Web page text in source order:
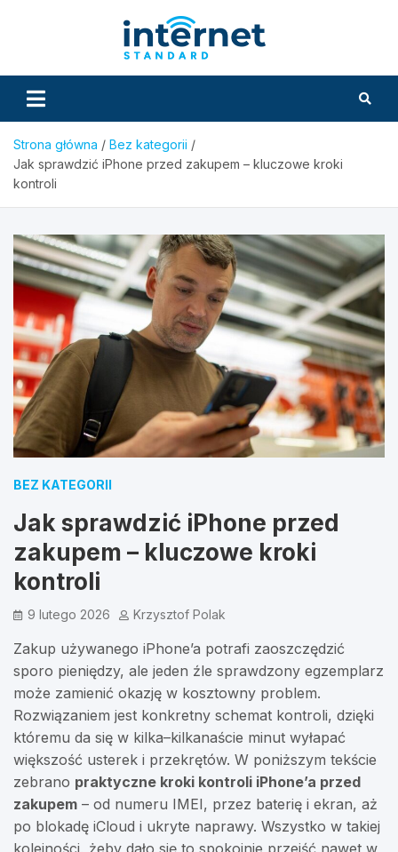
Strona główna
Bez kategorii
Jak sprawdzić iPhone przed zakupem – kluczowe kroki
kontroli
BEZ KATEGORII
Jak sprawdzić iPhone przed
zakupem – kluczowe kroki
kontroli
9 lutego 2026 Krzysztof Polak
Zakup używanego iPhone’a potrafi zaoszczędzić
sporo pieniędzy, ale jeden źle sprawdzony egzemplarz
może zamienić okazję w kosztowny problem.
Rozwiązaniem jest konkretny schemat kontroli, dzięki
któremu da się w kilka–kilkanaście minut wyłapać
większość usterek i przekrętów. W poniższym tekście
zebrano praktyczne kroki kontroli iPhone’a przed
zakupem – od numeru IMEI, przez baterię i ekran, aż
po blokadę iCloud i ukryte naprawy. Wszystko w takiej